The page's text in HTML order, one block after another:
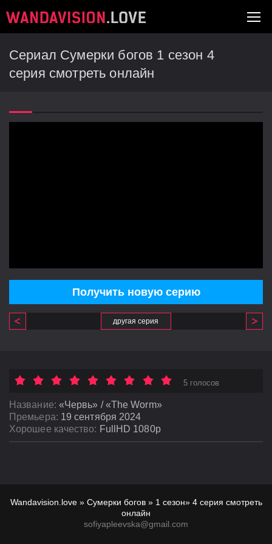
Сериал Сумерки богов 1 сезон 4
серия смотреть онлайн
Получить новую серию
другая серия
Название: «Червь» / «The Worm»
Премьера: 19 сентября 2024
Хорошее качество: FullHD 1080p
5 голосов
Wandavision.love» Сумерки богов » 1 сезон» 4 серия смотреть
онлайн
sofiyapleevska@gmail.com